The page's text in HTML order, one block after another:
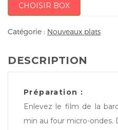
CHOISIR BOX
Catégorie : Nouveaux plats
DESCRIPTION
Préparation :
Enlevez le film de la
min au four micro-ondes.